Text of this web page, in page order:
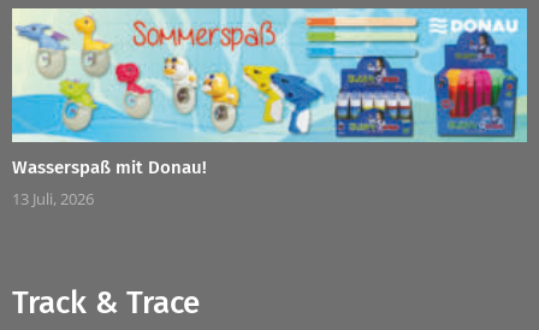
Wasserspaß mit Donau!
13 Juli, 2026
Track & Trace